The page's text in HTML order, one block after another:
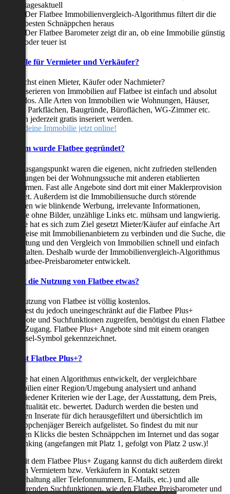
tagesaktuell
Der Flatbee Immobilienvergleich-Algorithmus filtert dir die
besten Schnäppchen heraus
Der Flatbee Barometer zeigt dir an, ob eine Immobilie günstig
oder teuer ist
Vorteile für Vermieter und Verkäufer?
Du suchst einen Mieter, Käufer oder Nachmieter?
Das Inserieren von Immobilien auf Flatbee ist einfach und absolut
kostenlos. Alle Arten von Immobilien wie Wohnungen, Häuser,
Villen, Parkflächen, Baugründe, Büroflächen, WG-Zimmer etc.
können jederzeit gratis inseriert werden.
Stelle deine Immobilie jetzt online!
Warum wurde Flatbee gegründet?
Der Ausgangspunkt waren die eigenen, nicht zufrieden stellenden
Erfahrungen bei der Wohnungssuche mit anderen etablierten
Plattformen. Fast alle Angebote sind dort mit einer Maklerprovision
behaftet. Außerdem ist die Immobiliensuche durch störende
Faktoren wie blinkende Werbung, irrelevante Informationen,
Inserate ohne Bilder, unzählige Links etc. mühsam und langwierig.
Flatbee hat es sich zum Ziel gesetzt Mieter/Käufer auf einfache Art
und Weise mit Immobilienanbietern zu verbinden und die Suche, die
Bewertung und den Vergleich von Immobilien schnell und einfach
zu gestalten. Deshalb wurde der Immobilienvergleich-Algorithmus
und Flatbee-Preisbarometer entwickelt.
Kostet die Nutzung von Flatbee etwas?
Die Nutzung von Flatbee ist völlig kostenlos.
Möchtest du jedoch uneingeschränkt auf die Flatbee Plus+
Angebote und Suchfunktionen zugreifen, benötigst du einen Flatbee
Plus+ Zugang. Flatbee Plus+ Angebote sind mit einem orangen
Schlüssel-Symbol gekennzeichnet.
Was ist Flatbee Plus+?
Flatbee hat einen Algorithmus entwickelt, der vergleichbare
Immobilien einer Region/Umgebung analysiert und anhand
verschiedener Kriterien wie der Lage, der Ausstattung, dem Preis,
der Aktualität etc. bewertet. Dadurch werden die besten und
neuesten Inserate für dich herausgefiltert und übersichtlich im
Schnäppchenjäger Bereich aufgelistet. So findest du mit nur
wenigen Klicks die besten Schnäppchen im Internet und das sogar
als Ranking (angefangen mit Platz 1, gefolgt von Platz 2 usw.)!
Nur mit dem Flatbee Plus+ Zugang kannst du dich außerdem direkt
mit den Vermietern bzw. Verkäufern in Kontakt setzen
(Freischaltung aller Telefonnummern, E-Mails, etc.) und alle
zeitsparenden Suchfunktionen, wie den Flatbee Preisbarometer und